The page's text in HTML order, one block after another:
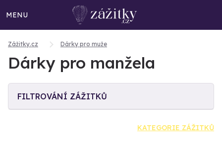
MENU
Zážitky.cz Dárky pro muže
Dárky pro manžela
FILTROVÁNÍ ZÁŽITKŮ
KATEGORIE ZÁŽITKŮ